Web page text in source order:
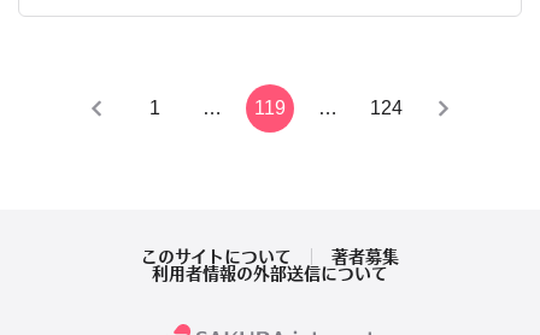
1 … 119 … 124
このサイトについて
著者募集
利用者情報の外部送信について